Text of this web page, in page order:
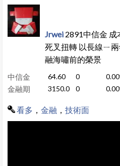
Jrwei 2891中信金
死叉扭轉 以長線ㄧ
融海嘯前的榮景
中信金 64.60 0
金融期 3150.0 0
看多 金融 技術面